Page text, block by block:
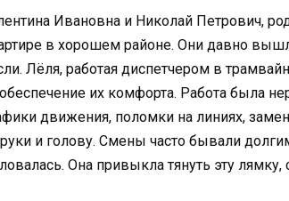
Ивановна и Николай Петрович,
в хорошем районе. Они давно
Лёля, работая диспетчером в
их комфорта. Работа была
движения, поломки на линиях,
и голову. Смены часто бывали
Она привыкла тянуть эту